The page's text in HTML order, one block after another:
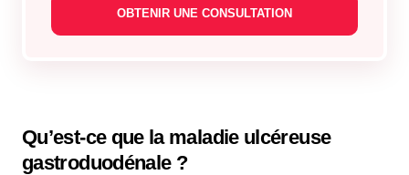
Qu’est-ce que la maladie ulcéreuse
gastroduodénale ?